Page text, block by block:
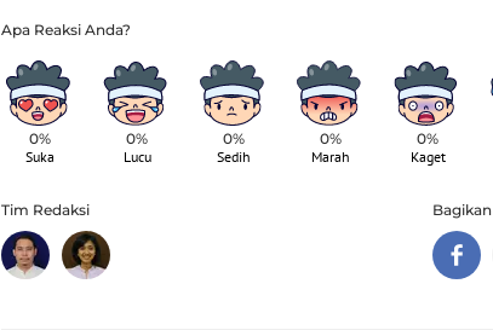
0%
Suka
0%
Lucu
0%
Sedih
0%
Marah
0%
Kaget
Tim Redaksi Bagikan